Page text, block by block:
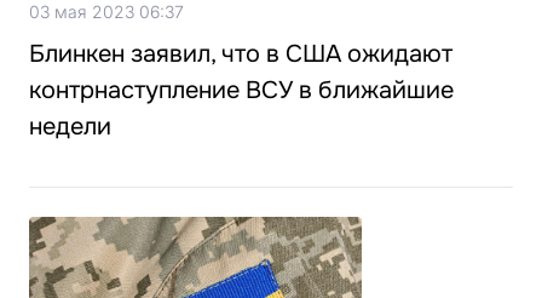
03 мая 2023 06:37
Блинкен заявил, что в США ожидают
контрнаступление ВСУ в ближайшие
недели